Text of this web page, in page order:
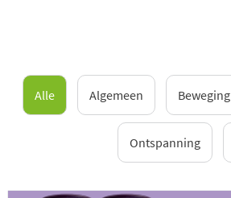
Alle Algemeen Beweging
Ontspanning